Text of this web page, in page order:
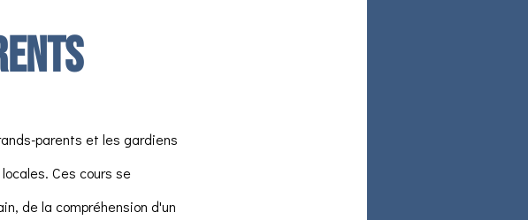
parents et les gardiens
Ces cours se
de la compréhension d'un